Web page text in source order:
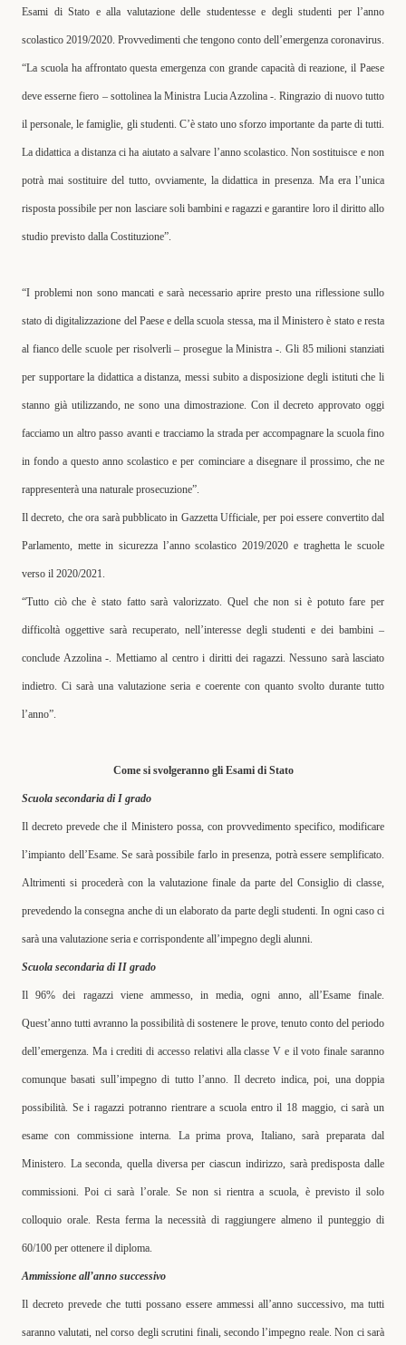
Esami di Stato e alla valutazione delle studentesse e degli studenti per l’anno
scolastico 2019/2020. Provvedimenti che tengono conto dell’emergenza coronavirus.
“La scuola ha affrontato questa emergenza con grande capacità di reazione, il Paese
deve esserne fiero – sottolinea la Ministra Lucia Azzolina-. Ringrazio di nuovo tutto
il personale, le famiglie, gli studenti. C’è stato uno sforzo importante da parte di tutti.
La didattica a distanza ci ha aiutato a salvare l’anno scolastico. Non sostituisce e non
potrà mai sostituire del tutto, ovviamente, la didattica in presenza. Ma era l’unica
risposta possibile per non lasciare soli bambini e ragazzi e garantire loro il diritto allo
studio previsto dalla Costituzione”.
“I problemi non sono mancati e sarà necessario aprire presto una riflessione sullo
stato di digitalizzazione del Paese e della scuola stessa, ma il Ministero è stato e resta
al fianco delle scuole per risolverli – prosegue la Ministra -. Gli 85 milioni stanziati
per supportare la didattica a distanza, messi subito a disposizione degli istituti che li
stanno già utilizzando, ne sono una dimostrazione. Con il decreto approvato oggi
facciamo un altro passo avanti e tracciamo la strada per accompagnare la scuola fino
in fondo a questo anno scolastico e per cominciare a disegnare il prossimo, che ne
rappresenterà una naturale prosecuzione”.
Il decreto, che ora sarà pubblicato in Gazzetta Ufficiale, per poi essere convertito dal
Parlamento, mette in sicurezza l’anno scolastico 2019/2020 e traghetta le scuole
verso il 2020/2021.
“Tutto ciò che è stato fatto sarà valorizzato. Quel che non si è potuto fare per
difficoltà oggettive sarà recuperato, nell’interesse degli studenti e dei bambini –
conclude Azzolina -. Mettiamo al centro i diritti dei ragazzi. Nessuno sarà lasciato
indietro. Ci sarà una valutazione seria e coerente con quanto svolto durante tutto
l’anno”.
Come si svolgeranno gli Esami di Stato
Scuola secondaria di I grado
Il decreto prevede che il Ministero possa, con provvedimento specifico, modificare
l’impianto dell’Esame. Se sarà possibile farlo in presenza, potrà essere semplificato.
Altrimenti si procederà con la valutazione finale da parte del Consiglio di classe,
prevedendo la consegna anche di un elaborato da parte degli studenti. In ogni caso ci
sarà una valutazione seria e corrispondente all’impegno degli alunni.
Scuola secondaria di II grado
Il 96% dei ragazzi viene ammesso, in media, ogni anno, all’Esame finale.
Quest’anno tutti avranno la possibilità di sostenere le prove, tenuto conto del periodo
dell’emergenza. Ma i crediti di accesso relativi alla classe V e il voto finale saranno
comunque basati sull’impegno di tutto l’anno. Il decreto indica, poi, una doppia
possibilità. Se i ragazzi potranno rientrare a scuola entro il 18 maggio, ci sarà un
esame con commissione interna. La prima prova, Italiano, sarà preparata dal
Ministero. La seconda, quella diversa per ciascun indirizzo, sarà predisposta dalle
commissioni. Poi ci sarà l’orale. Se non si rientra a scuola, è previsto il solo
colloquio orale. Resta ferma la necessità di raggiungere almeno il punteggio di
60/100 per ottenere il diploma.
Ammissione all’anno successivo
Il decreto prevede che tutti possano essere ammessi all’anno successivo, ma tutti
saranno valutati, nel corso degli scrutini finali, secondo l’impegno reale. Non ci sarà